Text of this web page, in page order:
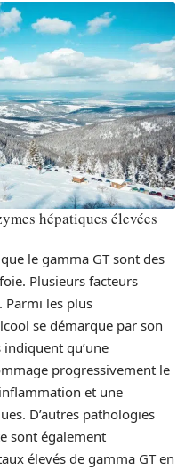
hépatiques élevées
le gamma GT sont des
Plusieurs facteurs
Parmi les plus
se démarque par son
qu’une
progressivement le
et une
D’autres pathologies
sont également
élevés de gamma GT en